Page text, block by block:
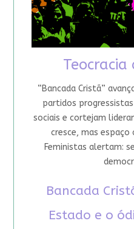
“Bancada Cristã”
partidos
sociais e cortejam
cresce, mas espaço
Feministas alertam:
Bancada
Estado e o